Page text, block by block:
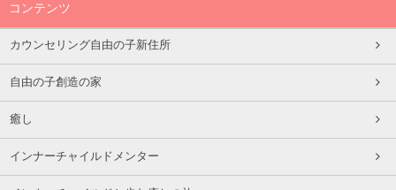
コンテンツ
カウンセリング自由の子新住所
自由の子創造の家
癒し
インナーチャイルドメンター